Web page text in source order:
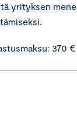
yrityksen
370